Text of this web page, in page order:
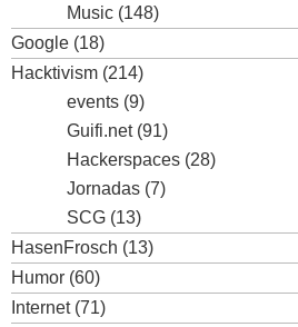
Music (148)
Google (18)
Hacktivism (214)
events (9)
Guifi.net(91)
Hackerspaces (28)
Jornadas (7)
SCG (13)
HasenFrosch (13)
Humor (60)
Internet(71)